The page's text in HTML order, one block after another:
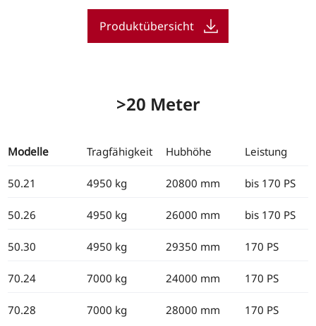
Produktübersicht
>20 Meter
Modelle Tragfähigkeit Hubhöhe Leistung
50.21 4950 kg 20800 mm bis 170 PS
50.26 4950 kg 26000 mm bis 170 PS
50.30 4950 kg 29350 mm 170 PS
70.24 7000 kg 24000 mm 170 PS
70.28 7000 kg 28000 mm 170 PS